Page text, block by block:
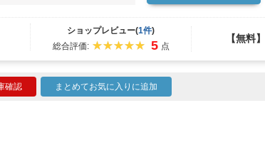
ショップレビュー(1件)
総合評価:
5 点
【無料
確認 まとめてお気に入りに追加